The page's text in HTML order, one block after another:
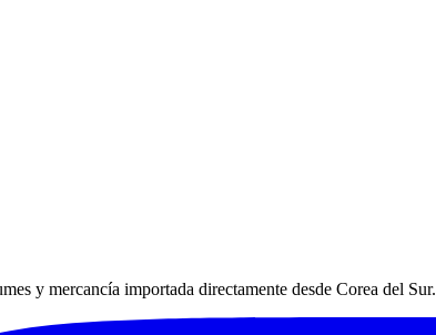
y mercancía importada directamente desde Corea del Sur.